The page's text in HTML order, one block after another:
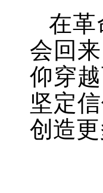
在革
会回
仰穿
坚定
创造更